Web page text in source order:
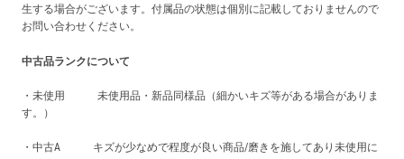
生する場合がございます。付属品の状態は個別に記載しておりませんので
お問い合わせください。
中古品ランクについて
・未使用 未使用品・新品同様品（細かいキズ等がある場合がありま
す。）
・中古A キズが少なめで程度が良い商品/磨きを施してあり未使用に